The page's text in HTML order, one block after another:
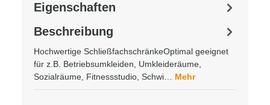
Beschreibung
Hochwertige SchließfachschränkeOptimal geeignet
für z.B. Betriebsumkleiden, Umkleideräume,
Sozialräume, Fitnessstudio, Schwi… Mehr
Eigenschaften